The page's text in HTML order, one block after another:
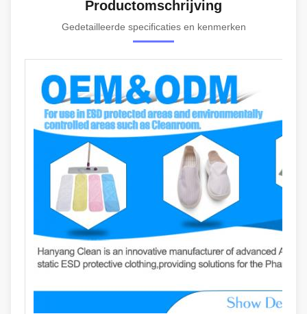
Productomschrijving
Gedetailleerde specificaties en kenmerken